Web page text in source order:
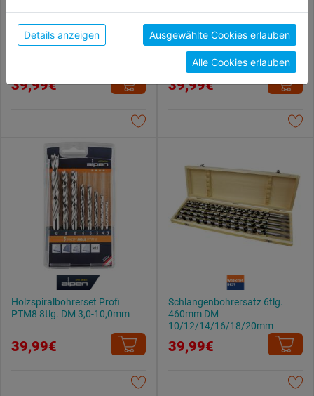
Verlängerung 8mm
39,99€
Verlängerung 10mm
39,99€
Holzspiralbohrerset Profi
PTM8 8tlg. DM 3,0-10,0mm
39,99€
Schlangenbohrersatz 6tlg.
460mm DM
10/12/14/16/18/20mm
39,99€
der Verwendung aller Cookies zu. Unter "Details
anzeigen" findest du alle Infos zu den
unterschiedlichen Cookies, unter "Cookies
Konfigurieren" kannst du auswählen, welche Cookies
du zulassen möchtest und welche nicht.
Weitere Informationen findest du in unserer
Datenschutzerklärung.
Details anzeigen Ausgewählte Cookies erlauben
Alle Cookies erlauben